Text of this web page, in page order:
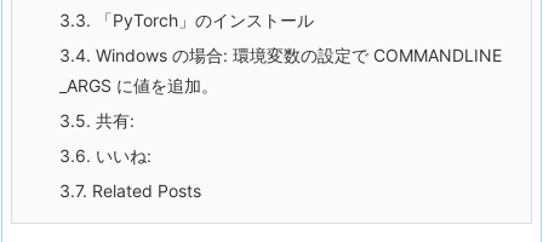
3.3. 「PyTorch」のインストール
3.4. Windows の場合: 環境変数の設定で COMMANDLINE
_ARGS に値を追加。
3.5. 共有:
3.6. いいね:
3.7. Related Posts